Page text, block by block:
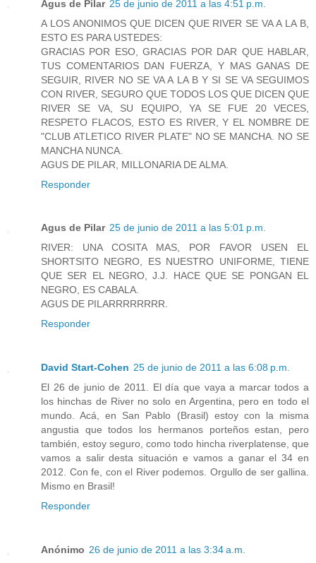
Agus de Pilar 25 de junio de 2011 a las 4:51 p.m.
A LOS ANONIMOS QUE DICEN QUE RIVER SE VA A LA B,
ESTO ES PARA USTEDES:
GRACIAS POR ESO, GRACIAS POR DAR QUE HABLAR,
TUS COMENTARIOS DAN FUERZA, Y MAS GANAS DE
SEGUIR, RIVER NO SE VA A LA B Y SI SE VA SEGUIMOS
CON RIVER, SEGURO QUE TODOS LOS QUE DICEN QUE
RIVER SE VA, SU EQUIPO, YA SE FUE 20 VECES,
RESPETO FLACOS, ESTO ES RIVER, Y EL NOMBRE DE
"CLUB ATLETICO RIVER PLATE" NO SE MANCHA. NO SE
MANCHA NUNCA.
AGUS DE PILAR, MILLONARIA DE ALMA.
Responder
Agus de Pilar 25 de junio de 2011 a las 5:01 p.m.
RIVER: UNA COSITA MAS, POR FAVOR USEN EL
SHORTSITO NEGRO, ES NUESTRO UNIFORME, TIENE
QUE SER EL NEGRO, J.J. HACE QUE SE PONGAN EL
NEGRO, ES CABALA.
AGUS DE PILARRRRRRRR.
Responder
David Start-Cohen 25 de junio de 2011 a las 6:08 p.m.
El 26 de junio de 2011. El día que vaya a marcar todos a
los hinchas de River no solo en Argentina, pero en todo el
mundo. Acá, en San Pablo (Brasil) estoy con la misma
angustia que todos los hermanos porteños estan, pero
también, estoy seguro, como todo hincha riverplatense, que
vamos a salir desta situación e vamos a ganar el 34 en
2012. Con fe, con el River podemos. Orgullo de ser gallina.
Mismo en Brasil!
Responder
Anónimo 26 de junio de 2011 a las 3:34 a.m.